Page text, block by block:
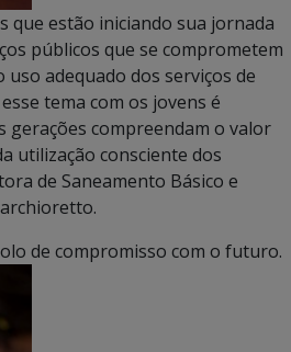
que estão iniciando sua jornada
públicos que se comprometem
adequado dos serviços de
tema com os jovens é
gerações compreendam o valor
utilização consciente dos
de Saneamento Básico e
de compromisso com o futuro.